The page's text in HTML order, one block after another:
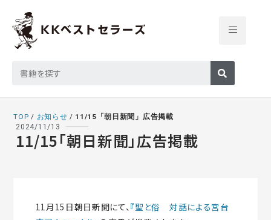
TOP / お知らせ / 11/15「朝日新聞」広告掲載
2024/11/13
11/15「朝日新聞」広告掲載
11月15日朝日新聞にて、 『聖と俗 対話による宮台